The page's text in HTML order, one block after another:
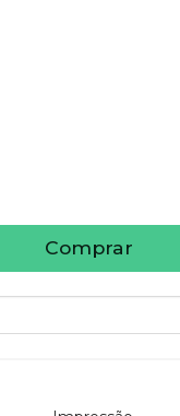
Comprar